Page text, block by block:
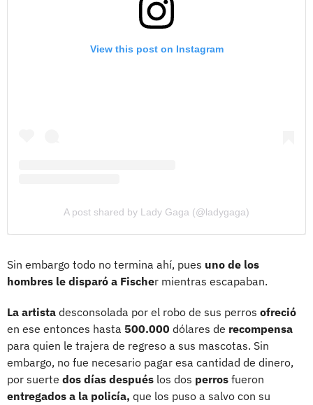
View this post on Instagram
A post shared by Lady Gaga (@ladygaga)
Sin embargo todo no termina ahí, pues uno de los
hombres le disparó a Fischer mientras escapaban.
La artista desconsolada por el robo de sus perros ofreció
en ese entonces hasta 500.000 dólares de recompensa
para quien le trajera de regreso a sus mascotas. Sin
embargo, no fue necesario pagar esa cantidad de dinero,
por suerte dos días después los dos perros fueron
entregados a la policía, que los puso a salvo con su